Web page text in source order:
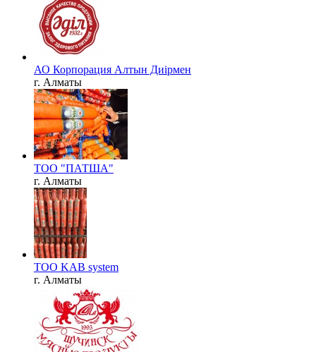
АО Корпорация Алтын Диірмен
г. Алматы
ТОО "ПАТША"
г. Алматы
ТОО KAB system
г. Алматы